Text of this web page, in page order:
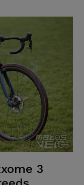
3